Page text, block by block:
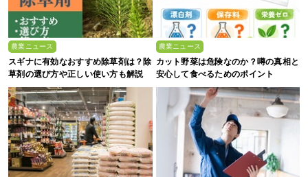
農業ニュース
スギナに有効なおすすめ除草剤は？除
草剤の選び方や正しい使い方も解説
農業ニュース
カット野菜は危険なのか？噂の真相と
安心して食べるためのポイント